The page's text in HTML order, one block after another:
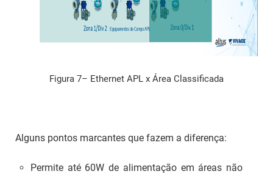
Figura 7– Ethernet APL x Área Classificada
Alguns pontos marcantes que fazem a diferença:
Permite até 60W de alimentação em áreas não